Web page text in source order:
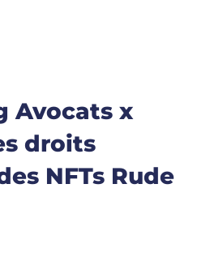
Avocats x
droits
NFTs Rude